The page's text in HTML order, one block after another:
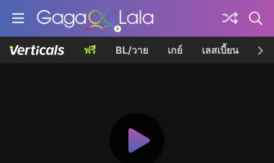
ฟรี BL/วาย เกย์ เลสเบี้ยน เค